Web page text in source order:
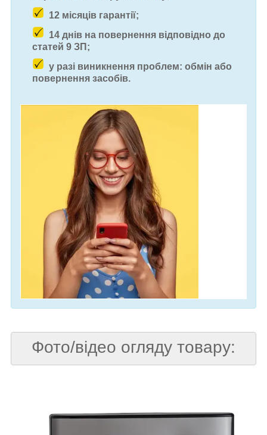
12 місяців гарантії;
14 днів на повернення відповідно до
статей 9 ЗП;
у разі виникнення проблем: обмін або
повернення засобів.
Фото/відео огляду товару: